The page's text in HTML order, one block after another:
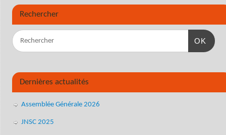
Rechercher
OK
Dernières actualités
Assemblée Générale 2026
JNSC 2025